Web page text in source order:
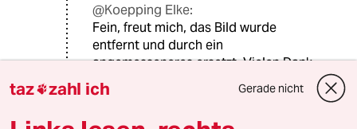
@Koepping Elke:
Fein, freut mich, das Bild wurde
entfernt und durch ein
angemesseneres ersetzt. Vielen Dank
dafür an die Online-Redaktion.
taz zahl ich Gerade nicht